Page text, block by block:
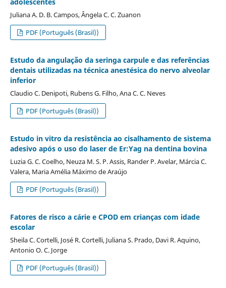
Juliana A. D. B. Campos, Ângela C. C. Zuanon
PDF (Português (Brasil))
Estudo da angulação da seringa carpule e das referências
dentais utilizadas na técnica anestésica do nervo alveolar
inferior
Claudio C. Denipoti, Rubens G. Filho, Ana C. C. Neves
PDF (Português (Brasil))
Estudo in vitro da resistência ao cisalhamento de sistema
adesivo após o uso do laser de Er:Yag na dentina bovina
Luzia G. C. Coelho, Neuza M. S. P. Assis, Rander P. Avelar, Márcia C.
Valera, Maria Amélia Máximo de Araújo
PDF (Português (Brasil))
Fatores de risco a cárie e CPOD em crianças com idade
escolar
Sheila C. Cortelli, José R. Cortelli, Juliana S. Prado, Davi R. Aquino,
Antonio O. C. Jorge
PDF (Português (Brasil))